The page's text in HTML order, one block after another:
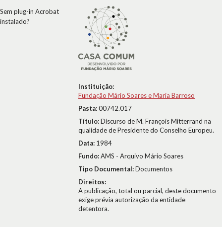
Instituição:
Fundação Mário Soares e Maria Barroso
Pasta:00742.017
Título:Discurso de M. François Mitterrand na
qualidade de Presidente do Conselho Europeu.
Data: 1984
Fundo:AMS - Arquivo Mário Soares
Tipo Documental:Documentos
Direitos:
A publicação, total ou parcial, deste documento
exige prévia autorização da entidade
detentora.
Sem plug-in Acrobat
instalado?